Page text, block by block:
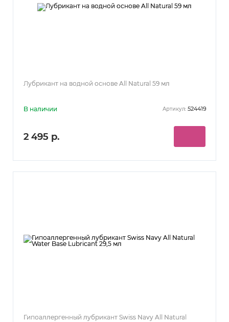
Лубрикант на водной основе All Natural 59 мл
В наличии Артикул: 524419
2 495 р.
Гипоаллергенный лубрикант Swiss Navy All Natural